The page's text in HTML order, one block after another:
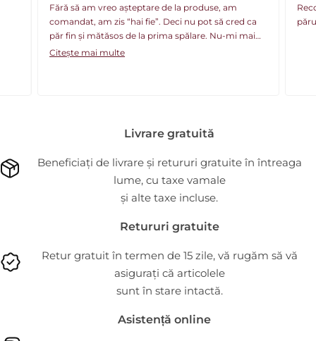
Recomand! Se vede diferența după prima utilizare,
părul arătând mult mai sănătos.
păr!
Livrare gratuită
Beneficiați de livrare și retururi gratuite în întreaga
lume, cu taxe vamale
și alte taxe incluse.
Retururi gratuite
Retur gratuit în termen de 15 zile, vă rugăm să vă
asigurați că articolele
sunt în stare intactă.
Asistență online